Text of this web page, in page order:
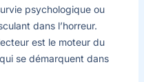
psychologique ou
dans l’horreur.
est le moteur du
se démarquent dans